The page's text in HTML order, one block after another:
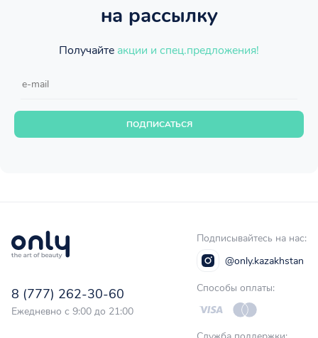
на рассылку
Получайте акции и спец.предложения!
ПОДПИСАТЬСЯ
8 (777) 262-30-60
Ежедневно с 9:00 до 21:00
Подписывайтесь на нас:
@only.kazakhstan
Способы оплаты: